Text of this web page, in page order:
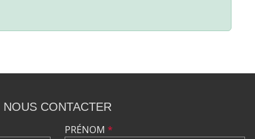
NOUS CONTACTER
PRÉNOM *